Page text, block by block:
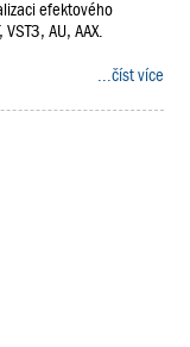
efektového
AU, AAX.
...číst více